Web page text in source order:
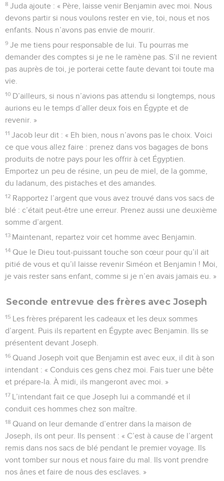
8 Juda ajoute : « Père, laisse venir Benjamin avec moi. Nous
devons partir si nous voulons rester en vie, toi, nous et nos
enfants. Nous n’avons pas envie de mourir.
9 Je me tiens pour responsable de lui. Tu pourras me
demander des comptes si je ne le ramène pas. S’il ne revient
pas auprès de toi, je porterai cette faute devant toi toute ma
vie.
10 D’ailleurs, si nous n’avions pas attendu si longtemps, nous
aurions eu le temps d’aller deux fois en Égypte et de
revenir. »
11 Jacob leur dit : « Eh bien, nous n’avons pas le choix. Voici
ce que vous allez faire : prenez dans vos bagages de bons
produits de notre pays pour les offrir à cet Égyptien.
Emportez un peu de résine, un peu de miel, de la gomme,
du ladanum, des pistaches et des amandes.
12 Rapportez l’argent que vous avez trouvé dans vos sacs de
blé : c’était peut-être une erreur. Prenez aussi une deuxième
somme d’argent.
13 Maintenant, repartez voir cet homme avec Benjamin.
14 Que le Dieu tout-puissant touche son cœur pour qu’il ait
pitié de vous et qu’il laisse revenir Siméon et Benjamin ! Moi,
je vais rester sans enfant, comme si je n’en avais jamais eu. »
Seconde entrevue des frères avec Joseph
15 Les frères préparent les cadeaux et les deux sommes
d’argent. Puis ils repartent en Égypte avec Benjamin. Ils se
présentent devant Joseph.
16 Quand Joseph voit que Benjamin est avec eux, il dit à son
intendant : « Conduis ces gens chez moi. Fais tuer une bête
et prépare-la. À midi, ils mangeront avec moi. »
17 L’intendant fait ce que Joseph lui a commandé et il
conduit ces hommes chez son maître.
18 Quand on leur demande d’entrer dans la maison de
Joseph, ils ont peur. Ils pensent : « C’est à cause de l’argent
remis dans nos sacs de blé pendant le premier voyage. Ils
vont tomber sur nous et nous faire du mal. Ils vont prendre
nos ânes et faire de nous des esclaves. »